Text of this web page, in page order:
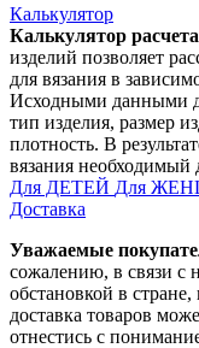
Калькулятор
Калькулятор
изделий позволяет
для вязания в
Исходными данными
тип изделия, размер
плотность. В
вязания необходимый
Для ДЕТЕЙ Для
Доставка
Уважаемые
сожалению, в связи с
обстановкой в
доставка товаров
отнестись с